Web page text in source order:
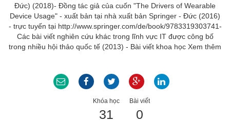
Đức) (2018)- Đồng tác giả của cuốn "The Drivers of Wearable
Device Usage" - xuất bản tại nhà xuất bản Springer - Đức (2016)
- trực tuyến tại http://www.springer.com/de/book/9783319303741-
Các bài viết nghiên cứu khác trong lĩnh vực IT được công bố
trong nhiều hội thảo quốc tế (2013) - Bài viết khoa học Xem thêm
Khóa học
31
Bài viết
0